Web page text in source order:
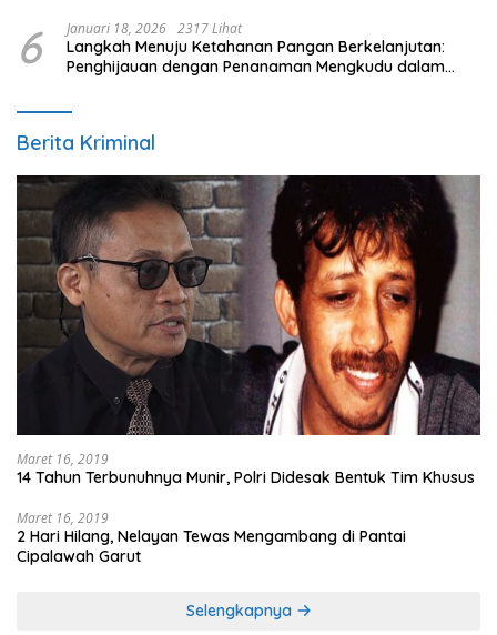
6 Januari 18, 2026 2317 Lihat
Langkah Menuju Ketahanan Pangan Berkelanjutan:
Penghijauan dengan Penanaman Mengkudu dalam
Berita Kriminal
Maret 16, 2019
14 Tahun Terbunuhnya Munir, Polri Didesak Bentuk Tim Khusus
Maret 16, 2019
2 Hari Hilang, Nelayan Tewas Mengambang di Pantai
Cipalawah Garut
Selengkapnya